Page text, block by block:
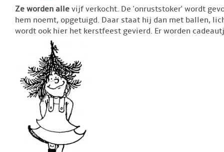
Ze worden alle vijf verkocht. De 'onruststoker' wordt
hem noemt, opgetuigd. Daar staat hij dan met ballen,
wordt ook hier het kerstfeest gevierd. Er worden